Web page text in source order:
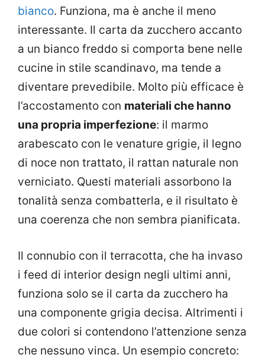
bianco. Funziona, ma è anche il meno
interessante. Il carta da zucchero accanto
a un bianco freddo si comporta bene nelle
cucine in stile scandinavo, ma tende a
diventare prevedibile. Molto più efficace è
l’accostamento con materiali che hanno
una propria imperfezione: il marmo
arabescato con le venature grigie, il legno
di noce non trattato, il rattan naturale non
verniciato. Questi materiali assorbono la
tonalità senza combatterla, e il risultato è
una coerenza che non sembra pianificata.
Il connubio con il terracotta, che ha invaso
i feed di interior design negli ultimi anni,
funziona solo se il carta da zucchero ha
una componente grigia decisa. Altrimenti i
due colori si contendono l’attenzione senza
che nessuno vinca. Un esempio concreto: